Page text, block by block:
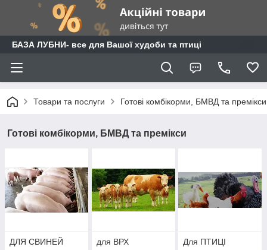
БАЗА ЛУБНИ- все для Вашої худоби та птиці
Товари та послуги Готові комбікорми, БМВД та премікси
Готові комбікорми, БМВД та премікси
ДЛЯ СВИНЕЙ для ВРХ Для ПТИЦІ